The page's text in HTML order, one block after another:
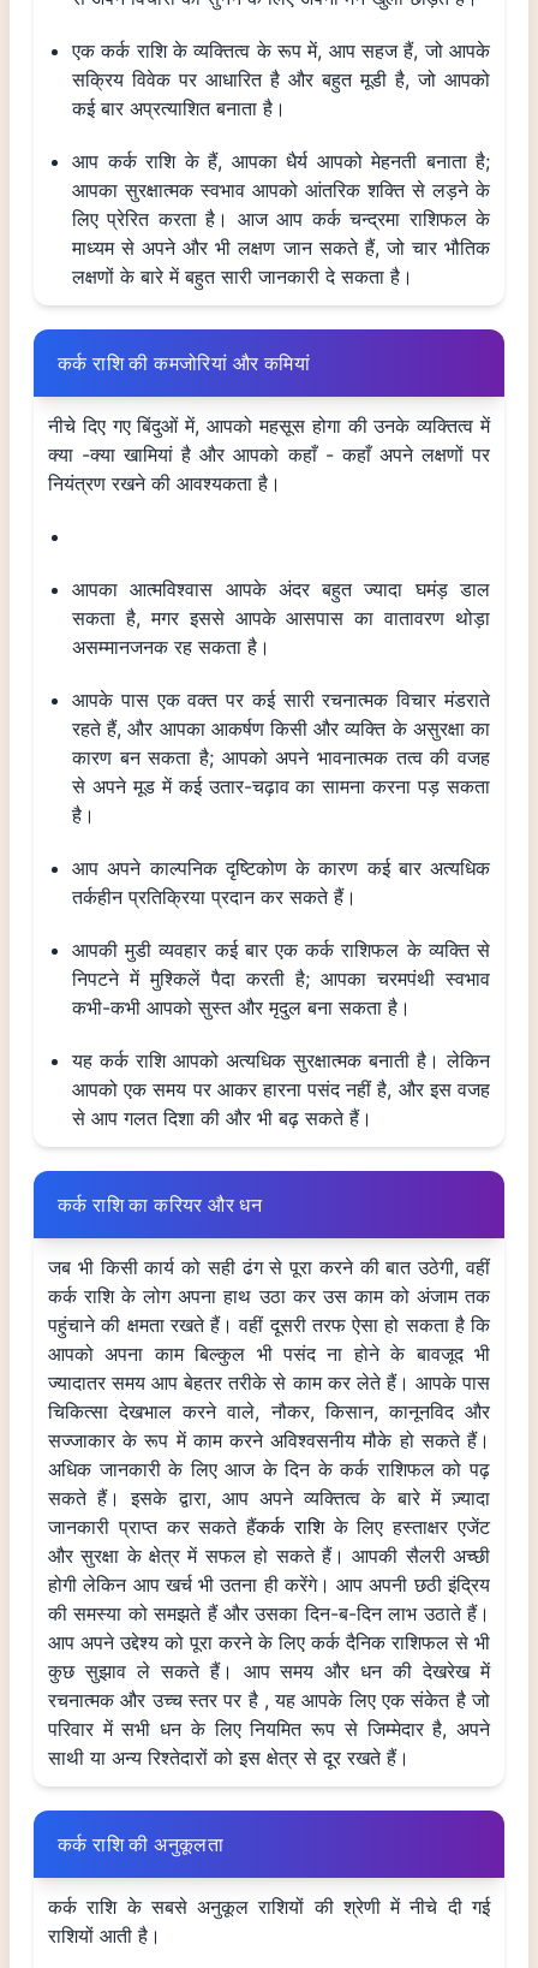
एक कर्क राशि के व्यक्तित्व के रूप में, आप सहज हैं, जो आपके
सक्रिय विवेक पर आधारित है और बहुत मूडी है, जो आपको
कई बार अप्रत्याशित बनाता है।
आप कर्क राशि के हैं, आपका धैर्य आपको मेहनती बनाता है;
आपका सुरक्षात्मक स्वभाव आपको आंतरिक शक्ति से लड़ने के
लिए प्रेरित करता है। आज आप कर्क चन्द्रमा राशिफल के
माध्यम से अपने और भी लक्षण जान सकते हैं, जो चार भौतिक
लक्षणों के बारे में बहुत सारी जानकारी दे सकता है।
कर्क राशि की कमजोरियां और कमियां
नीचे दिए गए बिंदुओं में, आपको महसूस होगा की उनके व्यक्तित्व में
क्या -क्या खामियां है और आपको कहाँ - कहाँ अपने लक्षणों पर
नियंत्रण रखने की आवश्यकता है।
आपका आत्मविश्वास आपके अंदर बहुत ज्यादा घमंड़ डाल
सकता है, मगर इससे आपके आसपास का वातावरण थोड़ा
असम्मानजनक रह सकता है।
आपके पास एक वक्त पर कई सारी रचनात्मक विचार मंडराते
रहते हैं, और आपका आकर्षण किसी और व्यक्ति के असुरक्षा का
कारण बन सकता है; आपको अपने भावनात्मक तत्व की वजह
से अपने मूड में कई उतार-चढ़ाव का सामना करना पड़ सकता
है।
आप अपने काल्पनिक दृष्टिकोण के कारण कई बार अत्यधिक
तर्कहीन प्रतिक्रिया प्रदान कर सकते हैं।
आपकी मुडी व्यवहार कई बार एक कर्क राशिफल के व्यक्ति से
निपटने में मुश्किलें पैदा करती है; आपका चरमपंथी स्वभाव
कभी-कभी आपको सुस्त और मृदुल बना सकता है।
यह कर्क राशि आपको अत्यधिक सुरक्षात्मक बनाती है। लेकिन
आपको एक समय पर आकर हारना पसंद नहीं है, और इस वजह
से आप गलत दिशा की और भी बढ़ सकते हैं।
कर्क राशि का करियर और धन
जब भी किसी कार्य को सही ढंग से पूरा करने की बात उठेगी, वहीं
कर्क राशि के लोग अपना हाथ उठा कर उस काम को अंजाम तक
पहुंचाने की क्षमता रखते हैं। वहीं दूसरी तरफ ऐसा हो सकता है कि
आपको अपना काम बिल्कुल भी पसंद ना होने के बावजूद भी
ज्यादातर समय आप बेहतर तरीके से काम कर लेते हैं। आपके पास
चिकित्सा देखभाल करने वाले, नौकर, किसान, कानूनविद और
सज्जाकार के रूप में काम करने अविश्वसनीय मौके हो सकते हैं।
अधिक जानकारी के लिए आज के दिन के कर्क राशिफल को पढ़
सकते हैं। इसके द्वारा, आप अपने व्यक्तित्व के बारे में ज़्यादा
जानकारी प्राप्त कर सकते हैंकर्क राशिके लिए हस्ताक्षर एजेंट
और सुरक्षा के क्षेत्र में सफल हो सकते हैं। आपकी सैलरी अच्छी
होगी लेकिन आप खर्च भी उतना ही करेंगे। आप अपनी छठी इंद्रिय
की समस्या को समझते हैं और उसका दिन-ब-दिन लाभ उठाते हैं।
आप अपने उद्देश्य को पूरा करने के लिए कर्क दैनिक राशिफल से भी
कुछ सुझाव ले सकते हैं। आप समय और धन की देखरेख में
रचनात्मक और उच्च स्तर पर है , यह आपके लिए एक संकेत है जो
परिवार में सभी धन के लिए नियमित रूप से जिम्मेदार है, अपने
साथी या अन्य रिश्तेदारों को इस क्षेत्र से दूर रखते हैं।
कर्क राशि की अनुकूलता
कर्क राशि के सबसे अनुकूल राशियों की श्रेणी में नीचे दी गई
राशियों आती है।